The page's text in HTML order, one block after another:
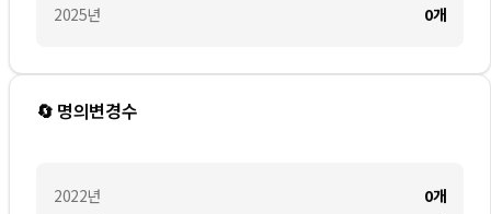
2025년
0개
🔄 명의변경수
2022년
0개